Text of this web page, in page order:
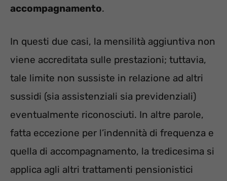
accompagnamento.
In questi due casi, la mensilità aggiuntiva non
viene accreditata sulle prestazioni; tuttavia,
tale limite non sussiste in relazione ad altri
sussidi (sia assistenziali sia previdenziali)
eventualmente riconosciuti. In altre parole,
fatta eccezione per l’indennità di frequenza e
quella di accompagnamento, la tredicesima si
applica agli altri trattamenti pensionistici